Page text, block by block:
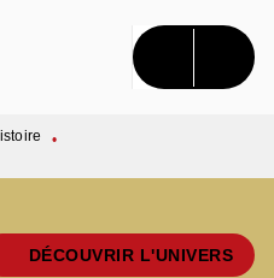
CONTENU
•
DÉCOUVRIR L'UNIVERS